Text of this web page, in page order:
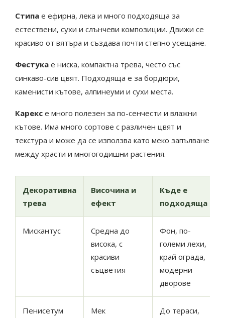
Стипа е ефирна, лека и много подходяща за
естествени, сухи и слънчеви композиции. Движи се
красиво от вятъра и създава почти степно усещане.
Фестука е ниска, компактна трева, често със
синкаво-сив цвят. Подходяща е за бордюри,
каменисти кътове, алпинеуми и сухи места.
Карекс е много полезен за по-сенчести и влажни
кътове. Има много сортове с различен цвят и
текстура и може да се използва като меко запълване
между храсти и многогодишни растения.
Декоративна
трева
Височина и
ефект
Къде е
подходяща
Мискантус
Средна до
висока, с
красиви
съцветия
Фон, по-
големи лехи,
край ограда,
модерни
дворове
Пенисетум
Мек
До тераси,